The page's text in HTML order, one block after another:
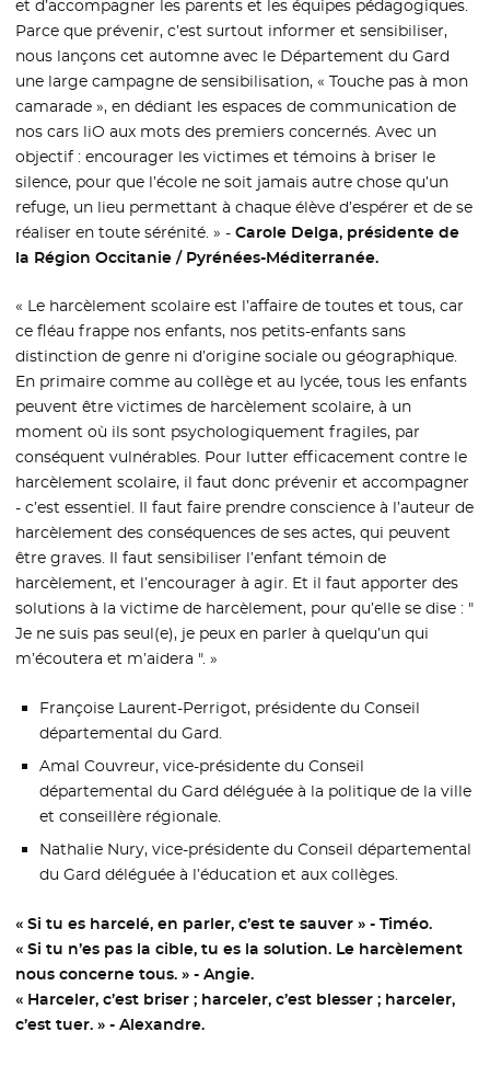
et d’accompagner les parents et les équipes pédagogiques.
Parce que prévenir, c’est surtout informer et sensibiliser,
nous lançons cet automne avec le Département du Gard
une large campagne de sensibilisation, « Touche pas à mon
camarade », en dédiant les espaces de communication de
nos cars liO aux mots des premiers concernés. Avec un
objectif : encourager les victimes et témoins à briser le
silence, pour que l’école ne soit jamais autre chose qu’un
refuge, un lieu permettant à chaque élève d’espérer et de se
réaliser en toute sérénité. » -Carole Delga, présidente de
la Région Occitanie / Pyrénées-Méditerranée.
« Le harcèlement scolaire est l’affaire de toutes et tous, car
ce fléau frappe nos enfants, nos petits-enfants sans
distinction de genre ni d’origine sociale ou géographique.
En primaire comme au collège et au lycée, tous les enfants
peuvent être victimes de harcèlement scolaire, à un
moment où ils sont psychologiquement fragiles, par
conséquent vulnérables. Pour lutter efficacement contre le
harcèlement scolaire, il faut donc prévenir et accompagner
- c’est essentiel. Il faut faire prendre conscience à l’auteur de
harcèlement des conséquences de ses actes, qui peuvent
être graves. Il faut sensibiliser l’enfant témoin de
harcèlement, et l’encourager à agir. Et il faut apporter des
solutions à la victime de harcèlement, pour qu’elle se dise : "
Je ne suis pas seul(e), je peux en parler à quelqu’un qui
m’écoutera et m’aidera ". »
Françoise Laurent-Perrigot, présidente du Conseil
départemental du Gard.
Amal Couvreur, vice-présidente du Conseil
départemental du Gard déléguée à la politique de la ville
et conseillère régionale.
Nathalie Nury, vice-présidente du Conseil départemental
du Gard déléguée à l’éducation et aux collèges.
« Si tu es harcelé, en parler, c’est te sauver » - Timéo.
« Si tu n’es pas la cible, tu es la solution. Le harcèlement
nous concerne tous. » - Angie.
« Harceler, c’est briser ; harceler, c’est blesser ; harceler,
c’est tuer. » - Alexandre.